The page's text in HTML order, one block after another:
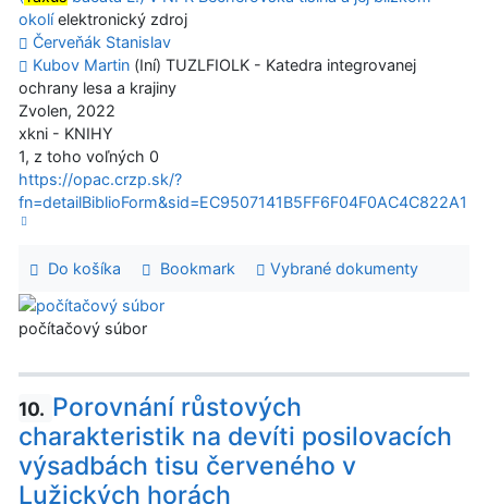
okolíelektronický zdroj
Červeňák Stanislav
Kubov Martin (Iní) TUZLFIOLK - Katedra integrovanej
ochrany lesa a krajiny
Zvolen, 2022
xkni - KNIHY
1, z toho voľných 0
https://opac.crzp.sk/?
fn=detailBiblioForm&sid=EC9507141B5FF6F04F0AC4C822A1
Do košíka Bookmark Vybrané dokumenty
počítačový súbor
10. Porovnání růstových
charakteristik na devíti posilovacích
výsadbách tisu červeného v
Lužických horách